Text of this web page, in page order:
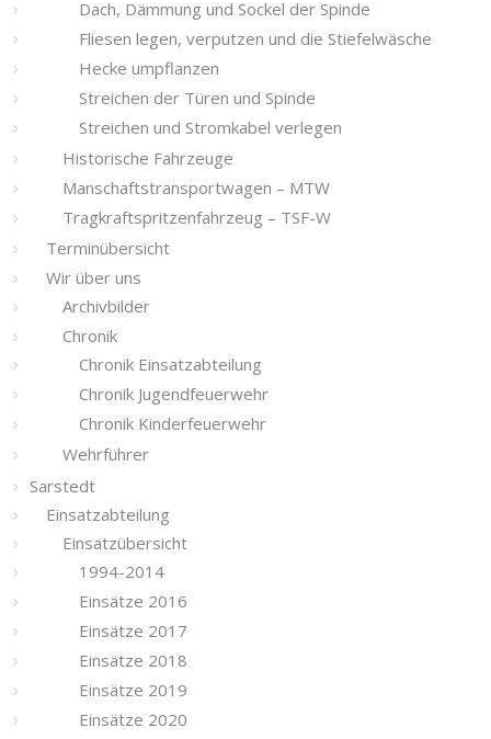
Dach, Dämmung und Sockel der Spinde
Fliesen legen, verputzen und die Stiefelwäsche
Hecke umpflanzen
Streichen der Türen und Spinde
Streichen und Stromkabel verlegen
Historische Fahrzeuge
Manschaftstransportwagen – MTW
Tragkraftspritzenfahrzeug – TSF-W
Terminübersicht
Wir über uns
Archivbilder
Chronik
Chronik Einsatzabteilung
Chronik Jugendfeuerwehr
Chronik Kinderfeuerwehr
Wehrführer
Sarstedt
Einsatzabteilung
Einsatzübersicht
1994-2014
Einsätze 2016
Einsätze 2017
Einsätze 2018
Einsätze 2019
Einsätze 2020